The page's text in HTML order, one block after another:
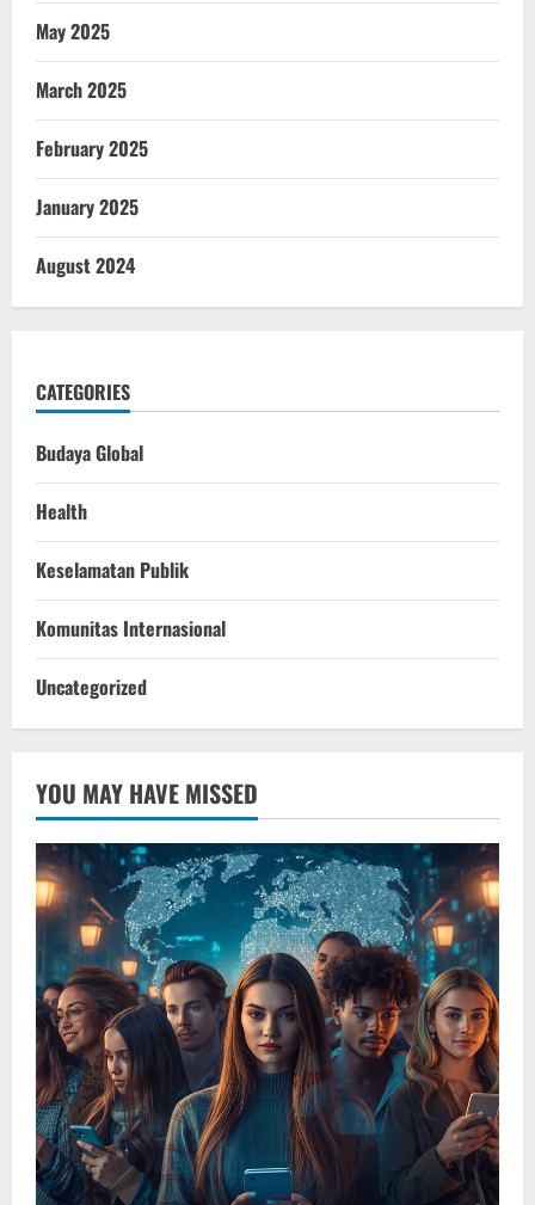
May 2025
March 2025
February 2025
January 2025
August 2024
CATEGORIES
Budaya Global
Health
Keselamatan Publik
Komunitas Internasional
Uncategorized
YOU MAY HAVE MISSED